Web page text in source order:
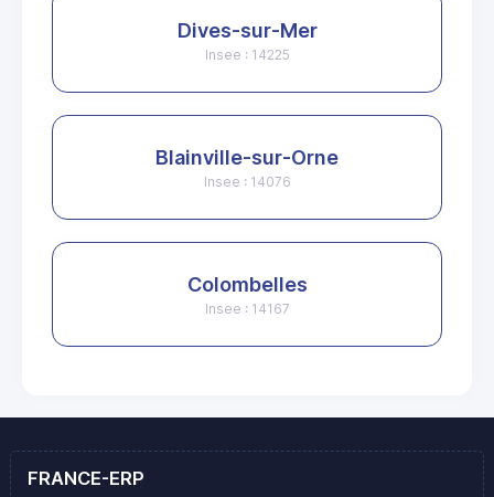
Dives-sur-Mer
Insee : 14225
Blainville-sur-Orne
Insee : 14076
Colombelles
Insee : 14167
FRANCE-ERP